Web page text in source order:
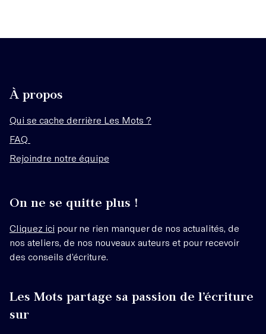
À propos
Qui se cache derrière Les Mots ?
FAQ
Rejoindre notre équipe
On ne se quitte plus !
Cliquez ici pour ne rien manquer de nos actualités, de
nos ateliers, de nos nouveaux auteurs et pour recevoir
des conseils d’écriture.
Les Mots partage sa passion de l’écriture
sur